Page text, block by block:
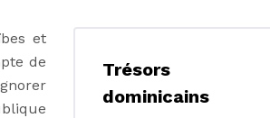
et
de
Trésors
dominicains